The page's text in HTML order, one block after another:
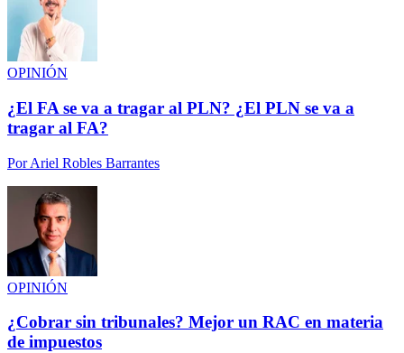
OPINIÓN
¿El FA se va a tragar al PLN? ¿El PLN se va a
tragar al FA?
PorAriel Robles Barrantes
OPINIÓN
¿Cobrar sin tribunales? Mejor un RAC en materia
de impuestos